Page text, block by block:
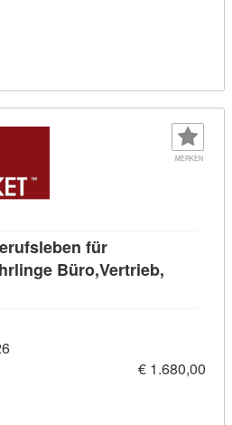
MERKEN
für
Büro,Vertrieb,
ins Berufsleben für
€ 1.680,00